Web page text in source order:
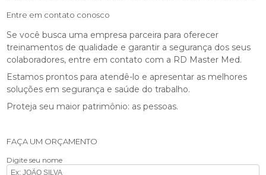
Entre em contato conosco
Se você busca uma empresa parceira para oferecer
treinamentos de qualidade e garantir a segurança dos seus
colaboradores, entre em contato com a RD Master Med.
Estamos prontos para atendê-lo e apresentar as melhores
soluções em segurança e saúde do trabalho.
Proteja seu maior patrimônio: as pessoas.
FAÇA UM ORÇAMENTO
Digite seu nome